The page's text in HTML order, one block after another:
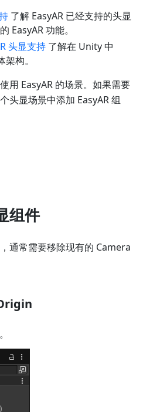
了解 EasyAR 已经支持的头显
EasyAR 功能。
头显支持 了解在 Unity 中
构。
用 EasyAR 的场景。如果需要
头显场景中添加 EasyAR 组
组件
通常需要移除现有的 Camera